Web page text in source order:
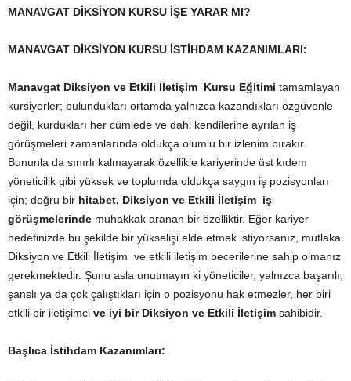
MANAVGAT DİKSİYON KURSU İŞE YARAR MI?
MANAVGAT DİKSİYON KURSU İSTİHDAM KAZANIMLARI:
Manavgat Diksiyon ve Etkili İletişim Kursu Eğitimi tamamlayan
kursiyerler; bulundukları ortamda yalnızca kazandıkları özgüvenle
değil, kurdukları her cümlede ve dahi kendilerine ayrılan iş
görüşmeleri zamanlarında oldukça olumlu bir izlenim bırakır.
Bununla da sınırlı kalmayarak özellikle kariyerinde üst kıdem
yöneticilik gibi yüksek ve toplumda oldukça saygın iş pozisyonları
için; doğru bir hitabet, Diksiyon ve Etkili İletişim iş
görüşmelerinde muhakkak aranan bir özelliktir. Eğer kariyer
hedefinizde bu şekilde bir yükselişi elde etmek istiyorsanız, mutlaka
Diksiyon ve Etkili İletişim ve etkili iletişim becerilerine sahip olmanız
gerekmektedir. Şunu asla unutmayın ki yöneticiler, yalnızca başarılı,
şanslı ya da çok çalıştıkları için o pozisyonu hak etmezler, her biri
etkili bir iletişimci ve iyi bir Diksiyon ve Etkili İletişim sahibidir.
Başlıca İstihdam Kazanımları: